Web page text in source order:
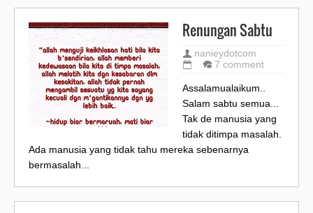
Renungan Sabtu
nanieydotcom
7 comment
Assalamualaikum..
Salam sabtu semua...
Tak de manusia yang
tidak ditimpa masalah.
Ada manusia yang tidak tahu mereka sebenarnya
bermasalah...